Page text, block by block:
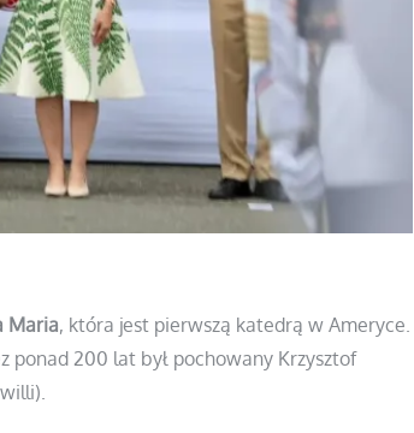
Maria, która jest pierwszą katedrą w Ameryce.
200 lat był pochowany Krzysztof